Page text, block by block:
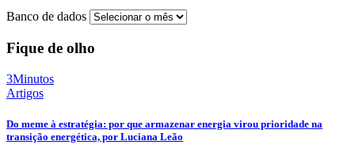
Banco de dados
Fique de olho
3Minutos
Artigos
Do meme à estratégia: por que armazenar energia virou prioridade na
transição energética, por Luciana Leão